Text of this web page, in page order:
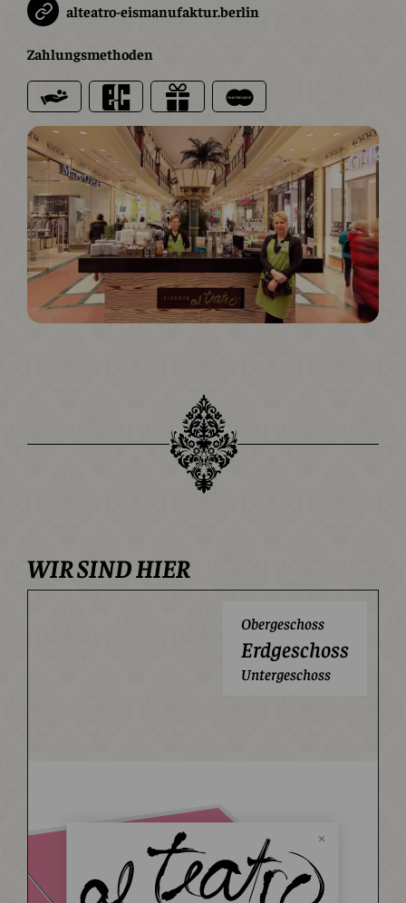
alteatro-eismanufaktur.berlin
Zahlungsmethoden
WIR SIND HIER
Obergeschoss
Erdgeschoss
Untergeschoss